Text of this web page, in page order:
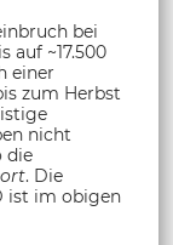
bei
auf ~17.500
einer
zum Herbst
nicht
die
. Die
ist im obigen